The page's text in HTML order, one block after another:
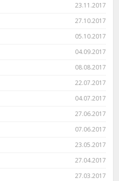
23.11.2017
27.10.2017
05.10.2017
04.09.2017
08.08.2017
22.07.2017
04.07.2017
27.06.2017
07.06.2017
23.05.2017
27.04.2017
27.03.2017